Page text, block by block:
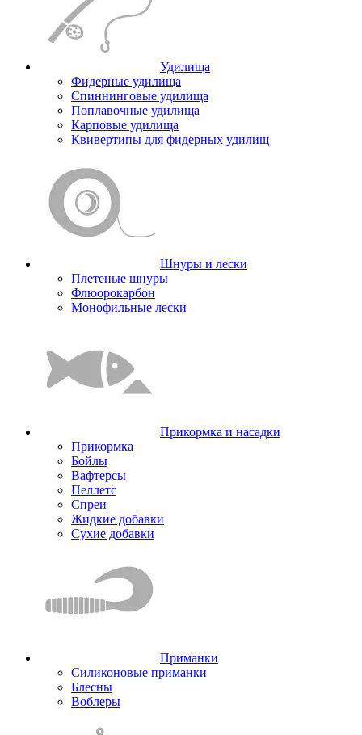
Удилища
Фидерные удилища
Спиннинговые удилища
Поплавочные удилища
Карповые удилища
Квивертипы для фидерных удилищ
Шнуры и лески
Плетеные шнуры
Флюорокарбон
Монофильные лески
Прикормка и насадки
Прикормка
Бойлы
Вафтерсы
Пеллетс
Спреи
Жидкие добавки
Сухие добавки
Приманки
Силиконовые приманки
Блесны
Воблеры